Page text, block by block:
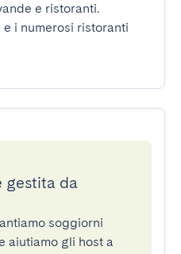
e ristoranti.
i numerosi ristoranti
gestita da
soggiorni
aiutiamo gli host a